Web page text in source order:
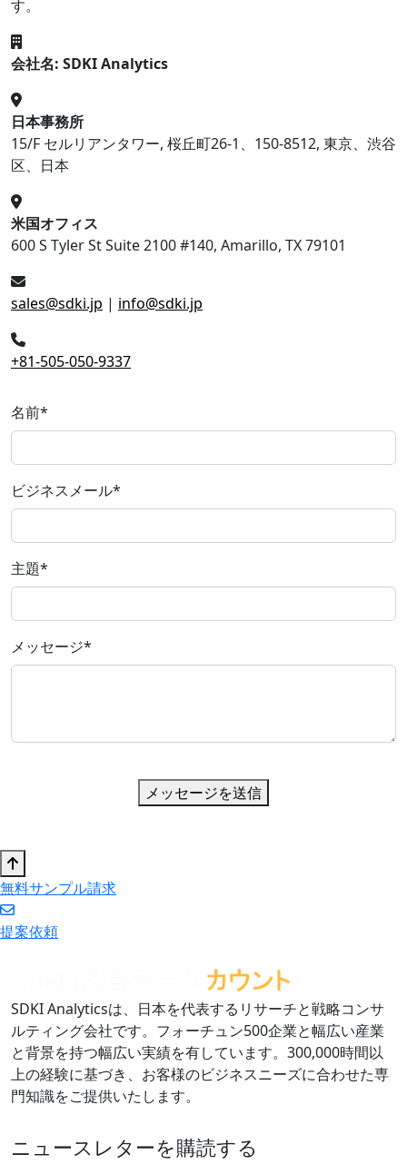
す。
会社名: SDKI Analytics
日本事務所
15/F セルリアンタワー, 桜丘町26-1、150-8512, 東京、渋谷
区、日本
米国オフィス
600 S Tyler St Suite 2100 #140, Amarillo, TX 79101
sales@sdki.jp | info@sdki.jp
+81-505-050-9337
名前*
ビジネスメール*
主題*
メッセージ*
メッセージを送信
無料サンプル請求
提案依頼
SDKI Analyticsは、日本を代表するリサーチと戦略コンサ
ルティング会社です。フォーチュン500企業と幅広い産業
と背景を持つ幅広い実績を有しています。300,000時間以
上の経験に基づき、お客様のビジネスニーズに合わせた専
門知識をご提供いたします。
ニュースレターを購読する